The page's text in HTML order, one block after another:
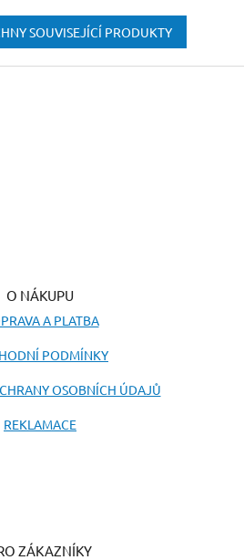
SOUVISEJÍCÍ PRODUKTY
O NÁKUPU
A PLATBA
PODMÍNKY
OSOBNÍCH ÚDAJŮ
REKLAMACE
ZÁKAZNÍKY